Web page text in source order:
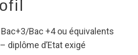
Bac+3/Bac +4 ou équivalents
diplôme d’Etat exigé